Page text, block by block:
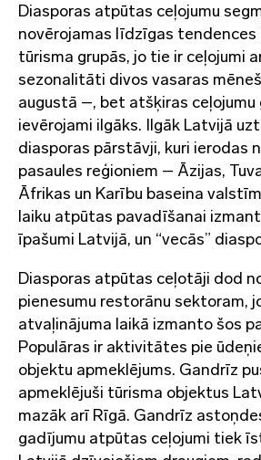
Diasporas atpūtas ceļojumu
novērojamas līdzīgas tendences
tūrisma grupās, jo tie ir ceļojumi
sezonalitāti divos vasaras
augustā –, bet atšķiras ceļojumu
ievērojami ilgāks. Ilgāk Latvijā
diasporas pārstāvji, kuri ierodas
pasaules reģioniem – Āzijas,
Āfrikas un Karību baseina
laiku atpūtas pavadīšanai
īpašumi Latvijā, un “vecās”
Diasporas atpūtas ceļotāji dod
pienesumu restorānu sektoram,
atvaļinājuma laikā izmanto šos
Populāras ir aktivitātes pie
objektu apmeklējums. Gandrīz
apmeklējuši tūrisma objektus
mazāk arī Rīgā. Gandrīz
gadījumu atpūtas ceļojumi tiek